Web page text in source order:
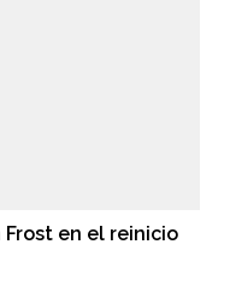
Frost en el reinicio